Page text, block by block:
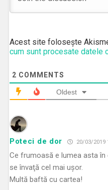
Acest site folosește
cum sunt procesate datele
2 COMMENTS
Oldest
Poteci de dor 20/03/2019
Ce frumoasă e lumea asta
se învaţă cel mai uşor.
Multă baftă cu cartea!